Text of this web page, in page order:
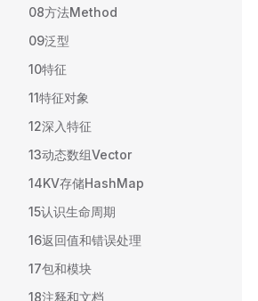
08方法Method
09泛型
10特征
11特征对象
12深入特征
13动态数组Vector
14KV存储HashMap
15认识生命周期
16返回值和错误处理
17包和模块
18注释和文档